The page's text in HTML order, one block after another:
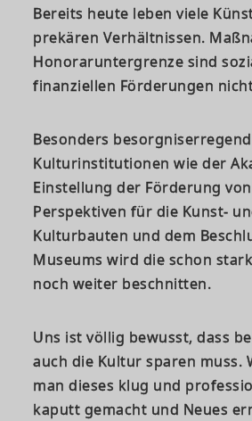
Bereits heute leben viele
prekären Verhältnissen.
Honoraruntergrenze sind
finanziellen Förderungen
Besonders
Kulturinstitutionen wie der
Einstellung der Förderung
Perspektiven für die Kunst-
Kulturbauten und dem
Museums wird die schon
noch weiter beschnitten.
Uns ist völlig bewusst, dass
auch die Kultur sparen muss.
man dieses klug und
kaputt gemacht und Neues